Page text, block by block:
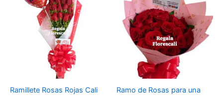
Ramillete Rosas Rojas Cali
Ramo de Rosas para una